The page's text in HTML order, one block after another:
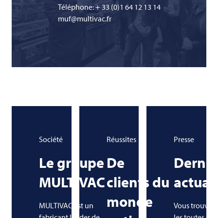
Téléphone: + 33 (0)1 64 12 13 14
muf@multivac.fr
Société
Le groupe
MULTIVAC
MULTIVAC est un
Réussites
De
clients du
monde
Presse
Vous